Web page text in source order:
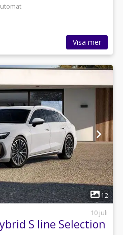
Visa mer
1
12
10 juli
S line Selection